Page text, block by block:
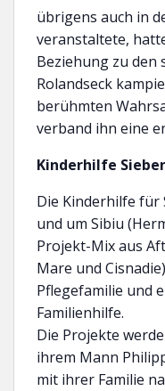
übrigens auch in
veranstaltete,
Beziehung zu den
Rolandseck
berühmten
verband ihn eine
Kinderhilfe
Die Kinderhilfe
und um Sibiu
Projekt-Mix aus
Mare und
Pflegefamilie und
Familienhilfe.
Die Projekte
ihrem Mann
mit ihrer Familie